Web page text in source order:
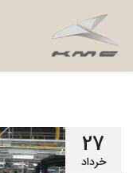
27
خرداد